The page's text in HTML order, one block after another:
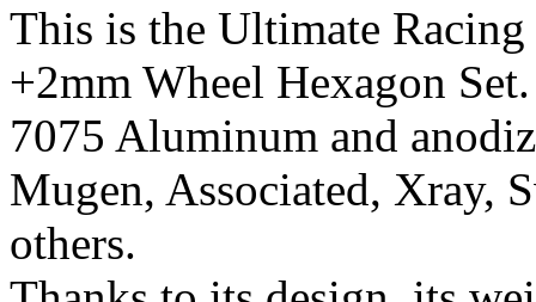
This is the Ultimate
+2mm Wheel Hexagon
7075 Aluminum and
Mugen, Associated, Xray,
others.